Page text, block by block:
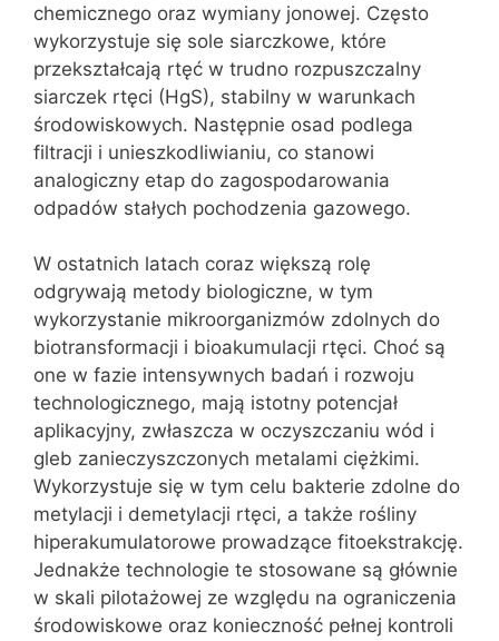
chemicznego oraz wymiany jonowej. Często
wykorzystuje się sole siarczkowe, które
przekształcają rtęć w trudno rozpuszczalny
siarczek rtęci (HgS), stabilny w warunkach
środowiskowych. Następnie osad podlega
filtracji i unieszkodliwianiu, co stanowi
analogiczny etap do zagospodarowania
odpadów stałych pochodzenia gazowego.
W ostatnich latach coraz większą rolę
odgrywają metody biologiczne, w tym
wykorzystanie mikroorganizmów zdolnych do
biotransformacji i bioakumulacji rtęci. Choć są
one w fazie intensywnych badań i rozwoju
technologicznego, mają istotny potencjał
aplikacyjny, zwłaszcza w oczyszczaniu wód i
gleb zanieczyszczonych metalami ciężkimi.
Wykorzystuje się w tym celu bakterie zdolne do
metylacji i demetylacji rtęci, a także rośliny
hiperakumulatorowe prowadzące fitoekstrakcję.
Jednakże technologie te stosowane są głównie
w skali pilotażowej ze względu na ograniczenia
środowiskowe oraz konieczność pełnej kontroli